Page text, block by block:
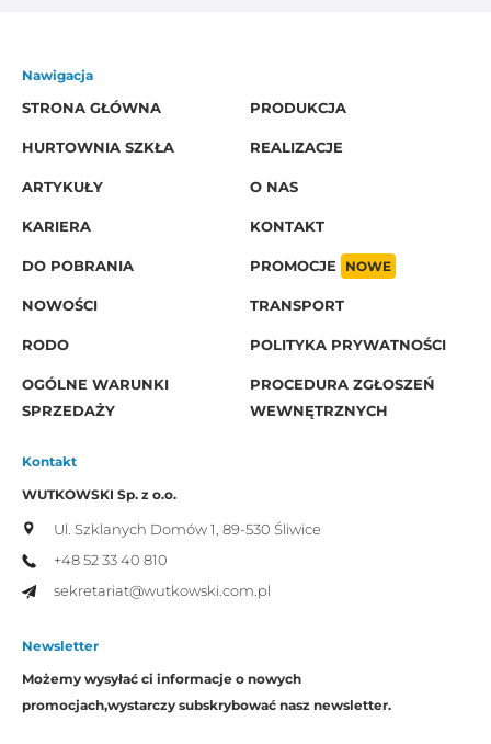
Nawigacja
STRONA GŁÓWNA
PRODUKCJA
HURTOWNIA SZKŁA REALIZACJE
ARTYKUŁY O NAS
KARIERA KONTAKT
DO POBRANIA PROMOCJE NOWE
NOWOŚCI TRANSPORT
RODO POLITYKA PRYWATNOŚCI
OGÓLNE WARUNKI
SPRZEDAŻY
PROCEDURA ZGŁOSZEŃ
WEWNĘTRZNYCH
Kontakt
WUTKOWSKI Sp. z o.o.
Ul. Szklanych Domów 1, 89-530 Śliwice
+48 52 33 40 810
sekretariat@wutkowski.com.pl
Newsletter
Możemy wysyłać ci informacje o nowych
promocjach,wystarczy subskrybować nasz newsletter.